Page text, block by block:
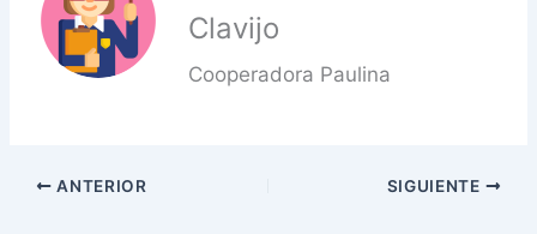
Clavijo
Cooperadora Paulina
ANTERIOR SIGUIENTE